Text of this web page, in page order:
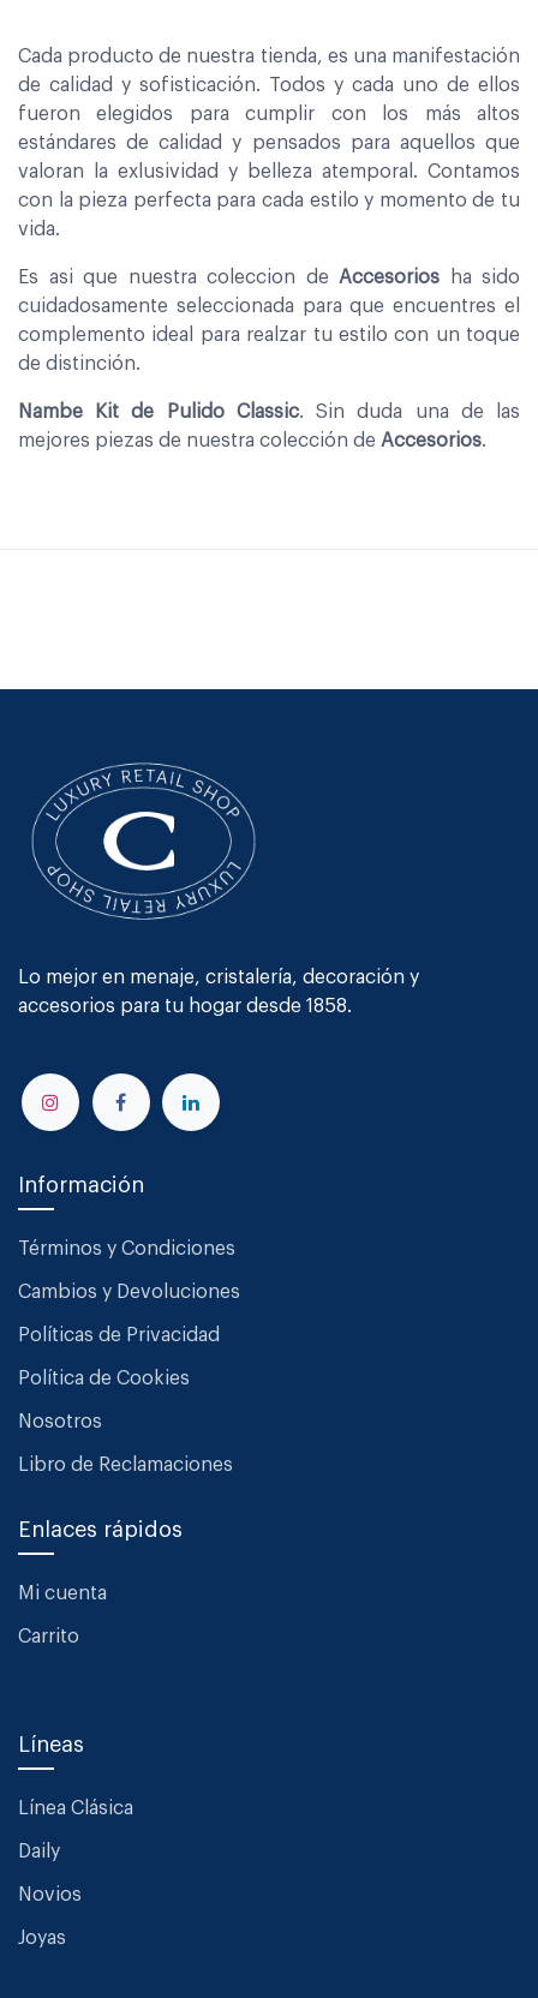
Cada producto de nuestra tienda, es una manifestación
de calidad y sofisticación. Todos y cada uno de ellos
fueron elegidos para cumplir con los más altos
estándares de calidad y pensados para aquellos que
valoran la exlusividad y belleza atemporal. Contamos
con la pieza perfecta para cada estilo y momento de tu
vida.
Es asi que nuestra coleccion de Accesorios ha sido
cuidadosamente seleccionada para que encuentres el
complemento ideal para realzar tu estilo con un toque
de distinción.
Nambe Kit de Pulido Classic. Sin duda una de las
mejores piezas de nuestra colección de Accesorios.
Lo mejor en menaje, cristalería, decoración y
accesorios para tu hogar desde 1858.
Información
Términos y Condiciones
Cambios y Devoluciones
Políticas de Privacidad
Política de Cookies
Nosotros
Libro de Reclamaciones
Enlaces rápidos
Mi cuenta
Carrito
Líneas
Línea Clásica
Daily
Novios
Joyas